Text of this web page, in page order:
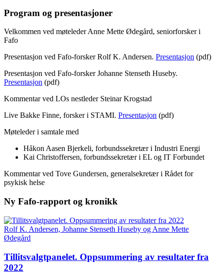
Program og presentasjoner
Velkommen ved møteleder Anne Mette Ødegård, seniorforsker i
Fafo
Presentasjon ved Fafo-forsker Rolf K. Andersen. Presentasjon (pdf)
Presentasjon ved Fafo-forsker Johanne Stenseth Huseby.
Presentasjon (pdf)
Kommentar ved LOs nestleder Steinar Krogstad
Live Bakke Finne, forsker i STAMI. Presentasjon (pdf)
Møteleder i samtale med
Håkon Aasen Bjerkeli, forbundssekretær i Industri Energi
Kai Christoffersen, forbundssekretær i EL og IT Forbundet
Kommentar ved Tove Gundersen, generalsekretær i Rådet for
psykisk helse
Ny Fafo-rapport og kronikk
Rolf K. Andersen, Johanne Stenseth Huseby og Anne Mette
Ødegård
Tillitsvalgtpanelet. Oppsummering av resultater fra
2022